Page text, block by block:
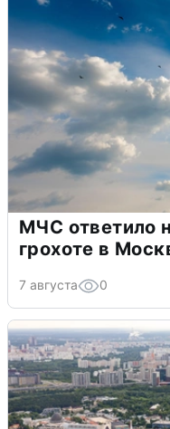
МЧС ответило
грохоте в
7 августа 0